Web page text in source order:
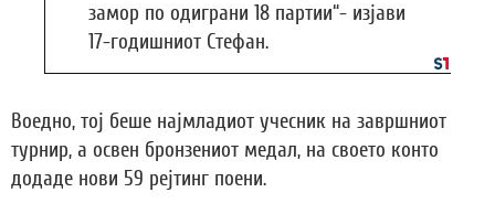
замор по одиграни 18 партии“- изјави
17-годишниот Стефан.
Воедно, тој беше најмладиот учесник на завршниот
турнир, а освен бронзениот медал, на своето конто
додаде нови 59 рејтинг поени.